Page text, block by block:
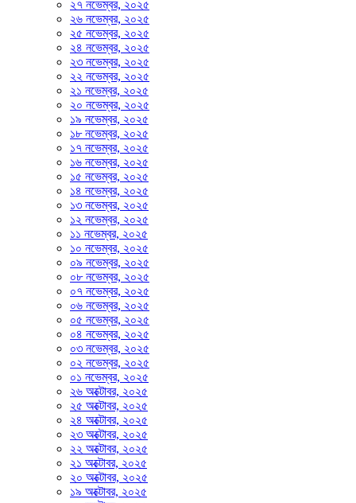
২৭ নভেম্বর, ২০২৫
২৬ নভেম্বর, ২০২৫
২৫ নভেম্বর, ২০২৫
২৪ নভেম্বর, ২০২৫
২৩ নভেম্বর, ২০২৫
২২ নভেম্বর, ২০২৫
২১ নভেম্বর, ২০২৫
২০ নভেম্বর, ২০২৫
১৯ নভেম্বর, ২০২৫
১৮ নভেম্বর, ২০২৫
১৭ নভেম্বর, ২০২৫
১৬ নভেম্বর, ২০২৫
১৫ নভেম্বর, ২০২৫
১৪ নভেম্বর, ২০২৫
১৩ নভেম্বর, ২০২৫
১২ নভেম্বর, ২০২৫
১১ নভেম্বর, ২০২৫
১০ নভেম্বর, ২০২৫
০৯ নভেম্বর, ২০২৫
০৮ নভেম্বর, ২০২৫
০৭ নভেম্বর, ২০২৫
০৬ নভেম্বর, ২০২৫
০৫ নভেম্বর, ২০২৫
০৪ নভেম্বর, ২০২৫
০৩ নভেম্বর, ২০২৫
০২ নভেম্বর, ২০২৫
০১ নভেম্বর, ২০২৫
২৬ অক্টোবর, ২০২৫
২৫ অক্টোবর, ২০২৫
২৪ অক্টোবর, ২০২৫
২৩ অক্টোবর, ২০২৫
২২ অক্টোবর, ২০২৫
২১ অক্টোবর, ২০২৫
২০ অক্টোবর, ২০২৫
১৯ অক্টোবর, ২০২৫